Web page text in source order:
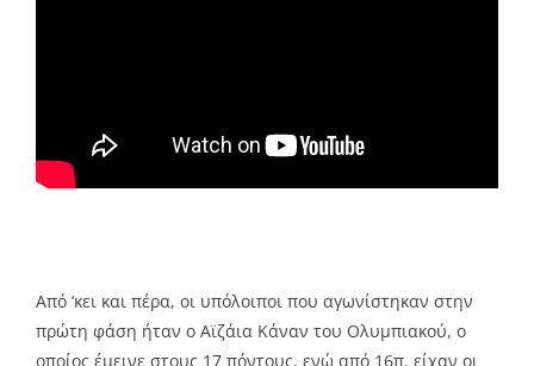
Από ‘κει και πέρα, οι υπόλοιποι που αγωνίστηκαν στην
πρώτη φάση ήταν ο Αϊζάια Κάναν του Ολυμπιακού, ο
οποίος έμεινε στους 17 πόντους, ενώ από 16π. είχαν οι